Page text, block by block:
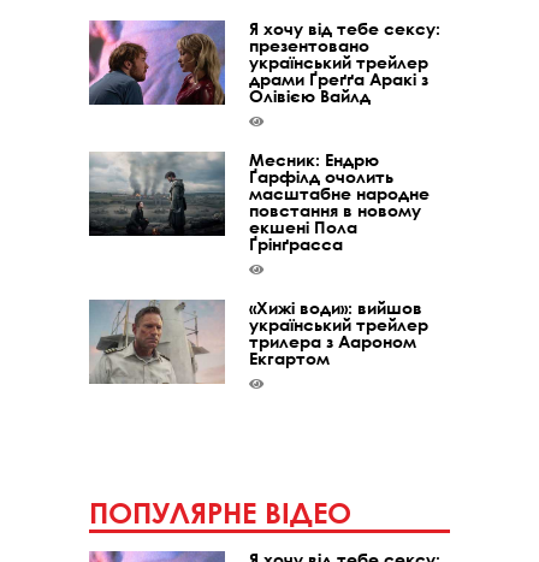
Я хочу від тебе сексу:
презентовано
український трейлер
драми Ґреґґа Аракі з
Олівією Вайлд
Месник: Ендрю
Ґарфілд очолить
масштабне народне
повстання в новому
екшені Пола
Ґрінґрасса
«Хижі води»: вийшов
український трейлер
трилера з Аароном
Екгартом
ПОПУЛЯРНЕ ВІДЕО